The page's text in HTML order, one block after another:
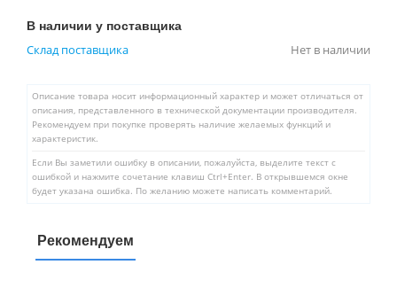
В наличии у поставщика
Склад поставщика Нет в наличии
Описание товара носит информационный характер и может отличаться от
описания, представленного в технической документации производителя.
Рекомендуем при покупке проверять наличие желаемых функций и
характеристик.
Если Вы заметили ошибку в описании, пожалуйста, выделите текст с
ошибкой и нажмите сочетание клавиш Ctrl+Enter. В открывшемся окне
будет указана ошибка. По желанию можете написать комментарий.
Рекомендуем